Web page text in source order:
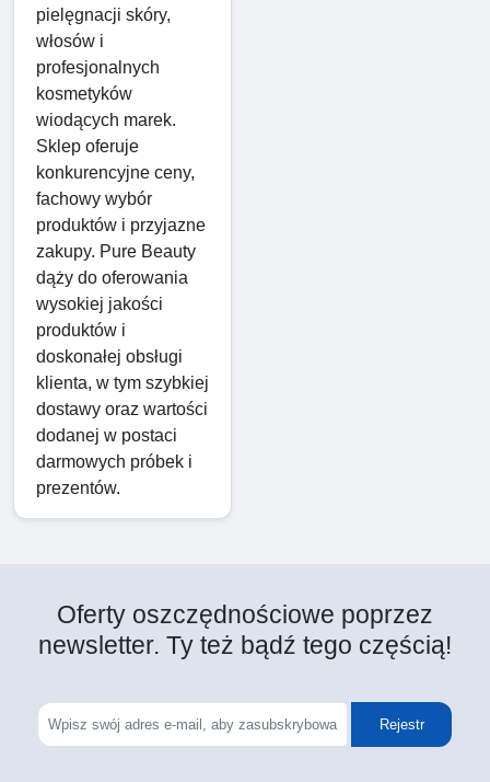
pielęgnacji skóry,
włosów i
profesjonalnych
kosmetyków
wiodących marek.
Sklep oferuje
konkurencyjne ceny,
fachowy wybór
produktów i przyjazne
zakupy. Pure Beauty
dąży do oferowania
wysokiej jakości
produktów i
doskonałej obsługi
klienta, w tym szybkiej
dostawy oraz wartości
dodanej w postaci
darmowych próbek i
prezentów.
Oferty oszczędnościowe poprzez
newsletter. Ty też bądź tego częścią!
Rejestr